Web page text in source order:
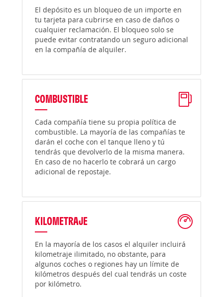
El depósito es un bloqueo de un importe en
tu tarjeta para cubrirse en caso de daños o
cualquier reclamación. El bloqueo solo se
puede evitar contratando un seguro adicional
en la compañía de alquiler.
COMBUSTIBLE
Cada compañía tiene su propia política de
combustible. La mayoría de las compañías te
darán el coche con el tanque lleno y tú
tendrás que devolverlo de la misma manera.
En caso de no hacerlo te cobrará un cargo
adicional de repostaje.
KILOMETRAJE
En la mayoría de los casos el alquiler incluirá
kilometraje ilimitado, no obstante, para
algunos coches o regiones hay un límite de
kilómetros después del cual tendrás un coste
por kilómetro.